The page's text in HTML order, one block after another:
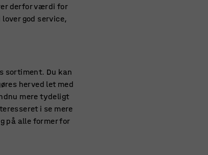
derfor værdi for
god service,
sortiment. Du kan
herved let med
mere tydeligt
i se mere
på alle former for